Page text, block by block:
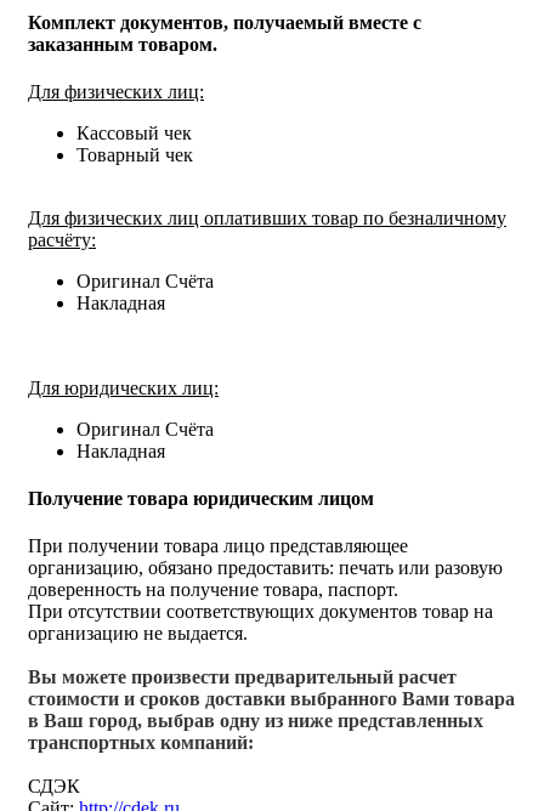
Комплект документов, получаемый вместе с
заказанным товаром.
Для физических лиц:
Кассовый чек
Товарный чек
Для физических лиц оплативших товар по безналичному
расчёту:
Оригинал Счёта
Накладная
Для юридических лиц:
Оригинал Счёта
Накладная
Получение товара юридическим лицом
При получении товара лицо представляющее
организацию, обязано предоставить: печать или разовую
доверенность на получение товара, паспорт.
При отсутствии соответствующих документов товар на
организацию не выдается.
Вы можете произвести предварительный расчет
стоимости и сроков доставки выбранного Вами товара
в Ваш город, выбрав одну из ниже представленных
транспортных компаний:
СДЭК